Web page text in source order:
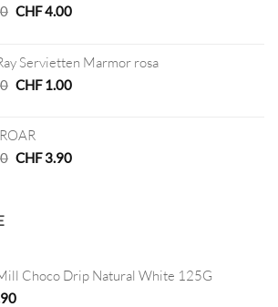
Ursprünglicher
CHF 8.00
CHF4.00Aktueller
CHF 4.00.
Servietten Marmor rosa
Ursprünglicher
CHF 5.80
CHF1.00Aktueller
Ursprünglicher
CHF3.90Aktueller
Choco Drip Natural White 125G